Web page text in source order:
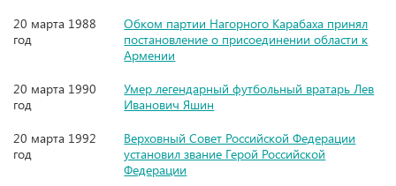
20 марта 1988
год
Обком партии Нагорного Карабаха принял
постановление о присоединении области к
Армении
20 марта 1990
год
Умер легендарный футбольный вратарь Лев
Иванович Яшин
20 марта 1992
год
Верховный Совет Российской Федерации
установил звание Герой Российской
Федерации